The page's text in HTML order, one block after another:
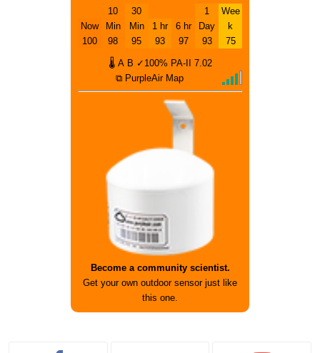
Now
100
10
Min
98
30
Min
95
1 hr
93
6 hr
97
1
Day
93
Wee
k
75
🌡 A B ✓100% PA-II
7.02
⧉ PurpleAir Map
Become a community scientist.
Get your own outdoor sensor just like
this one.